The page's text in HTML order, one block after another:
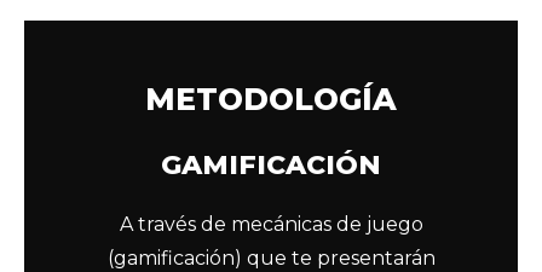
METODOLOGÍA
GAMIFICACIÓN
A través de mecánicas de juego
(gamificación) que te presentarán